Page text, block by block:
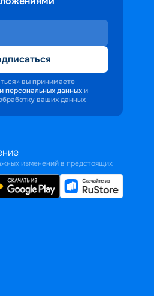
вы принимаете
персональных данных и
ваших данных
изменений в предстоящих